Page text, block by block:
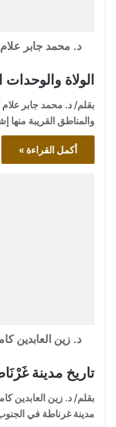
د. محمد جابر علام
الولاة والوحدات
بقلم/ د. محمد جابر
والمناطق القريبة منها
أكمل القراءة »
د. زين العابدين
تاريخ مدينة
بقلم/ د. زين العابدين
مدينة غرناطة في